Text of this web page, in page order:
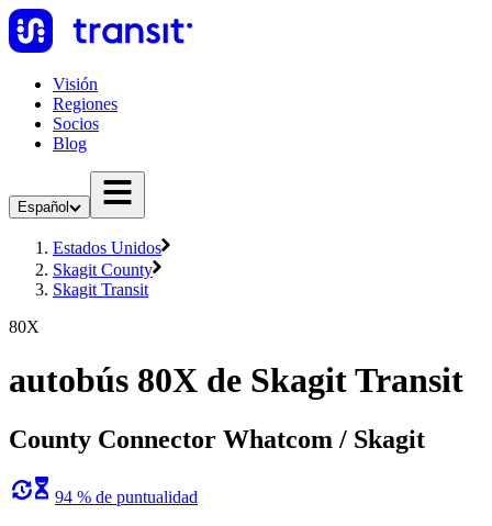
Visión
Regiones
Socios
Blog
Español
Estados Unidos
Skagit County
Skagit Transit
80X
autobús 80X de Skagit Transit
County Connector Whatcom / Skagit
94 % de puntualidad